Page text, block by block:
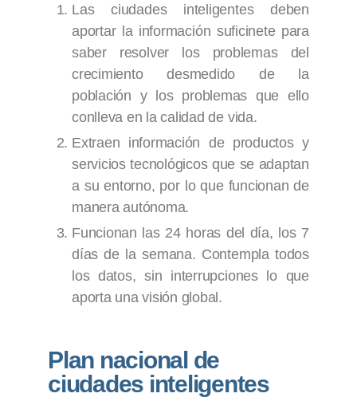
Las ciudades inteligentes deben
aportar la información suficinete para
saber resolver los problemas del
crecimiento desmedido de la
población y los problemas que ello
conlleva en la calidad de vida.
Extraen información de productos y
servicios tecnológicos que se adaptan
a su entorno, por lo que funcionan de
manera autónoma.
Funcionan las 24 horas del día, los 7
días de la semana. Contempla todos
los datos, sin interrupciones lo que
aporta una visión global.
Plan nacional de
ciudades inteligentes